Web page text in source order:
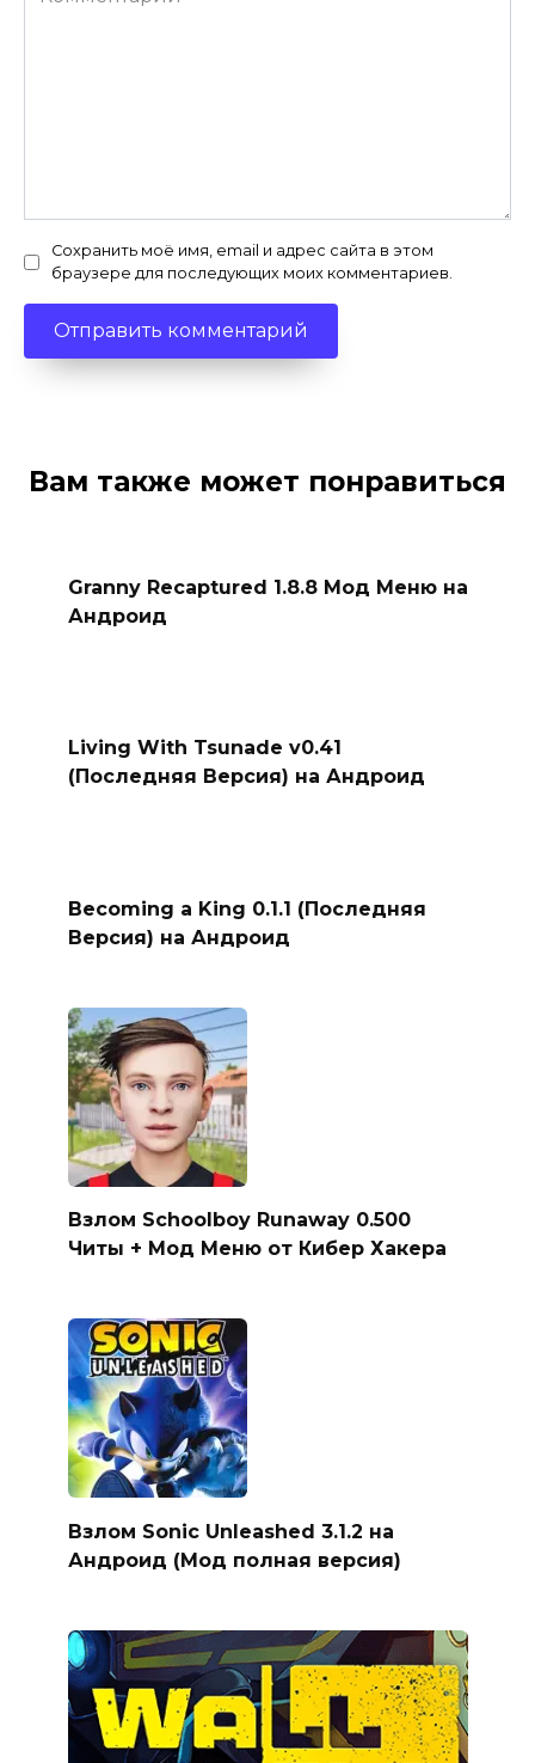
Сохранить моё имя, email и адрес сайта в этом
браузере для последующих моих комментариев.
Вам также может понравиться
Granny Recaptured 1.8.8 Мод Меню на
Андроид
Living With Tsunade v0.41
(Последняя Версия) на Андроид
Becoming a King 0.1.1 (Последняя
Версия) на Андроид
Взлом Schoolboy Runaway 0.500
Читы + Мод Меню от Кибер Хакера
Взлом Sonic Unleashed 3.1.2 на
Андроид (Мод полная версия)